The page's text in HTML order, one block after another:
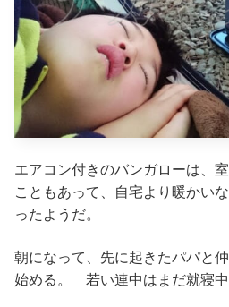
エアコン付きのバンガローは、
こともあって、自宅より暖かい
ったようだ。
朝になって、先に起きたパパと
始める。 若い連中はまだ就寝